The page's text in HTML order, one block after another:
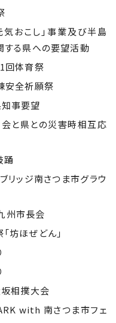
おこし」事業及び半島
る県への要望活動
回体育祭
安全祈願祭
事要望
と県との災害時相互応
踊
ッジ南さつま市グラウ
州市長会
坊ほぜどん」
相撲大会
with 南さつま市フェ